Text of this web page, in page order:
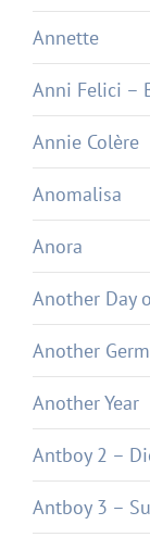
Annette
Anni Felici –
Annie Colère
Anomalisa
Anora
Another Day
Another
Another Year
Antboy 2 –
Antboy 3 –